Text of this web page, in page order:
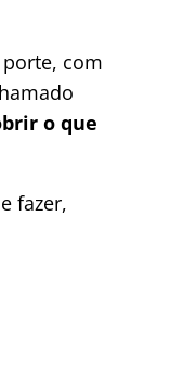
com
o que
fazer,